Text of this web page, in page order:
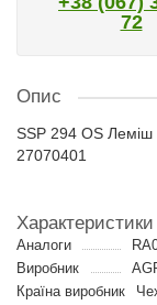
72
Опис
SSP 294 OS Леміш
27070401
Характеристики
Аналоги
Виробник
Країна виробник